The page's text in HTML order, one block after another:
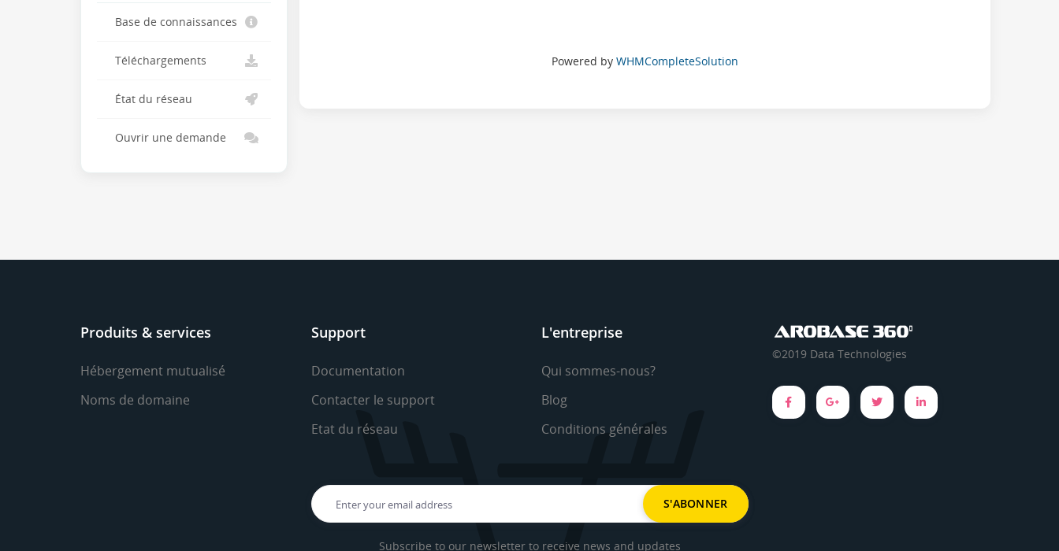
Powered by WHMCompleteSolution
Base de connaissances
Téléchargements
État du réseau
Ouvrir une demande
Produits & services
Hébergement mutualisé
Noms de domaine
Support
Documentation
Contacter le support
Etat du réseau
L'entreprise
Qui sommes-nous?
Blog
Conditions générales
©2019 Data Technologies
Subscribe to our newsletter to receive news and updates